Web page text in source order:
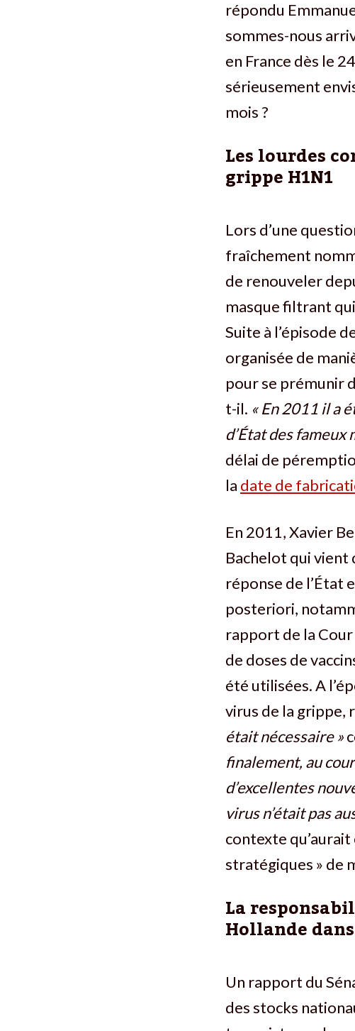
répondu
sommes-nous
en France dès le
sérieusement
mois ?
Les lourdes
grippe H1N1
Lors d’une
fraîchement
de renouveler
masque filtrant
Suite à l’épisode
organisée de
pour se prémunir
t-il. « En 2011 il a
d’État des fameux
délai de
la date de
En 2011, Xavier
Bachelot qui vient
réponse de l’État
posteriori,
rapport de la
de doses de
été utilisées. A
virus de la grippe,
était nécessaire »
finalement, au
d’excellentes
virus n’était pas
contexte
stratégiques » de
La
Hollande
Un rapport du
des stocks